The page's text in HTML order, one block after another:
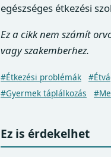
egészséges étkezési
Ez a cikk nem számít
vagy szakemberhez.
#Étkezési problémák
#Gyermek táplálkozás
Ez is érdekelhet